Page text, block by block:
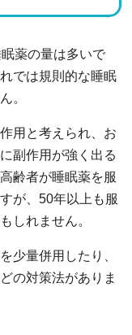
薬の量は多いで
では規則的な睡眠
。
用と考えられ、お
副作用が強く出る
齢者が睡眠薬を服
が、50年以上も服
しれません。
少量併用したり、
の対策法がありま